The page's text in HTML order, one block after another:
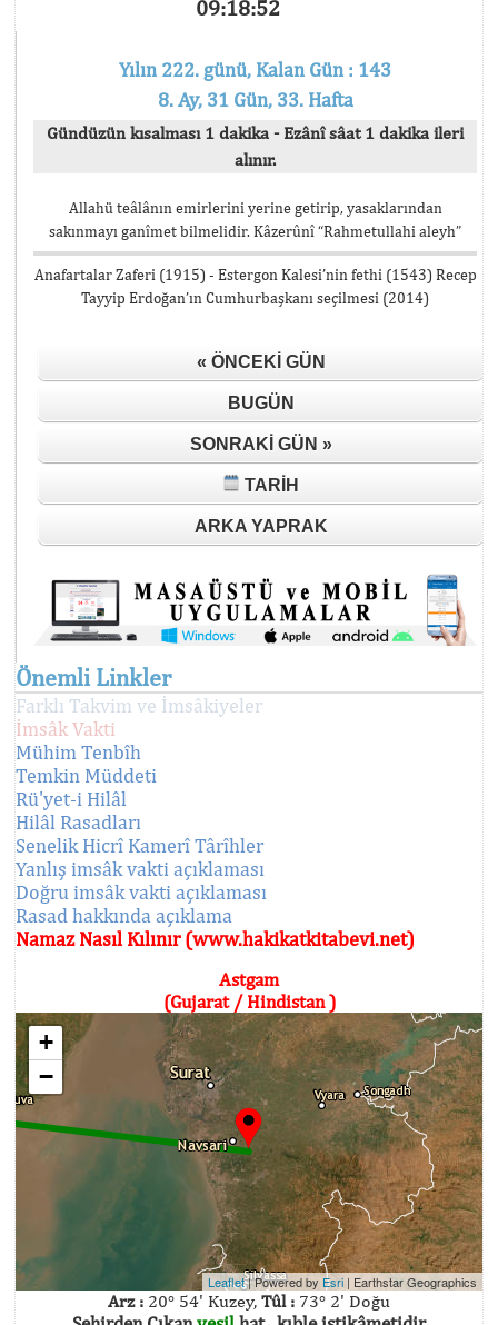
09:18:52
Yılın 222. günü, Kalan Gün : 143
8. Ay, 31 Gün, 33. Hafta
Gündüzün kısalması 1 dakika - Ezânî sâat 1 dakika ileri
alınır.
Allahü teâlânın emirlerini yerine getirip, yasaklarından
sakınmayı ganîmet bilmelidir. Kâzerûnî “Rahmetullahi aleyh”
Anafartalar Zaferi (1915) - Estergon Kalesi’nin fethi (1543) Recep
Tayyip Erdoğan’ın Cumhurbaşkanı seçilmesi (2014)
« ÖNCEKI GÜN
BUGÜN
SONRAKI GÜN »
TARIH
ARKA YAPRAK
Önemli Linkler
Farklı Takvim ve İmsâkiyeler
İmsâk Vakti
Mühim Tenbîh
Temkin Müddeti
Rü'yet-i Hilâl
Hilâl Rasadları
Senelik Hicrî Kamerî Târîhler
Yanlış imsâk vakti açıklaması
Doğru imsâk vakti açıklaması
Rasad hakkında açıklama
Namaz Nasıl Kılınır (www.hakikatkitabevi.net)
Astgam
(Gujarat / Hindistan )
+
−
Leaflet| Powered by Esri | Earthstar Geographics
Arz : 20° 54' Kuzey, Tûl : 73° 2' Doğu